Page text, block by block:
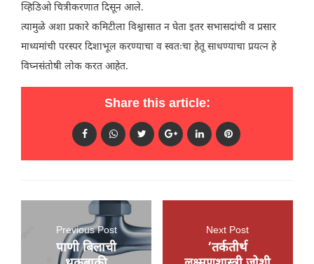
व्हिडिओ चित्रीकरणात दिसून आले.
त्यामुळे अशा प्रकारे कमिटीला विश्वासात न घेता इतर सभासदांची व प्रसार
माध्यमांची परस्पर दिशाभूल करण्याचा व स्वतःचा हेतू साधण्याचा प्रयत्न हे
विघ्नसंतोषी लोक करत आहेत.
Share this article:
Previous Post
पाणी बिलाची
Next Post
‘तर्कतीर्थ